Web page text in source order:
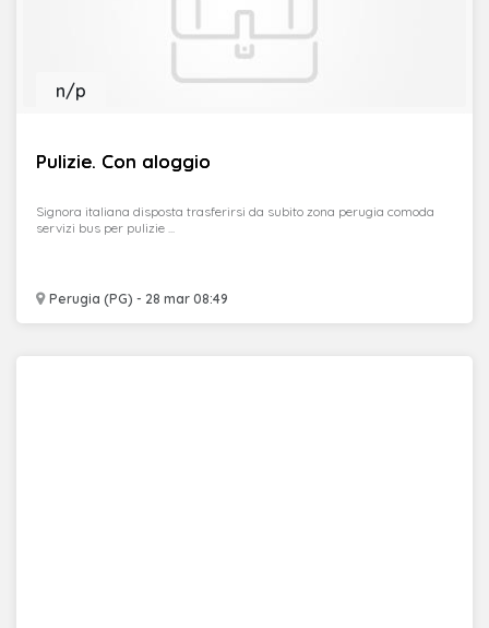
Pulizie. Con aloggio
Perugia (PG) - 28 mar 08:49
n/p
Signora italiana disposta trasferirsi da subito zona perugia comoda
servizi bus per pulizie ...